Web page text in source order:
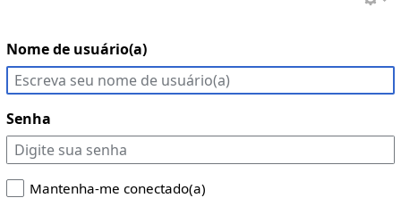
Nome de usuário(a)
Senha
Mantenha-me conectado(a)